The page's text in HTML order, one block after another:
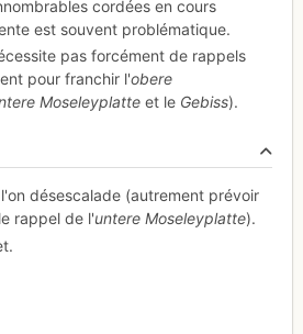
cordées en cours
est souvent problématique.
pas forcément de rappels
pour franchir l'obere
Moseleyplatte et le Gebiss).
désescalade (autrement prévoir
rappel de l'untere Moseleyplatte).